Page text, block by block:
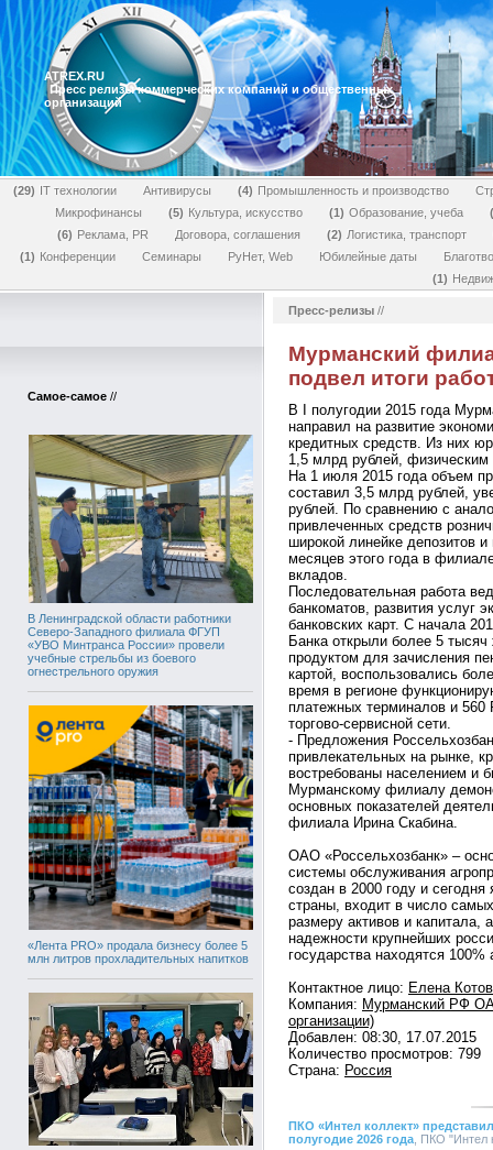
ATREX.RU
Пресс релизы коммерческих компаний и общественных
организаций
29 IT технологии Антивирусы 4 Промышленность и производство
Микрофинансы
5 Культура, искусство 1
Образование, учеба
6
Реклама, PR Договора, соглашения 2
Логистика, транспорт
1
Конференции Семинары РуНет, Web Юбилейные даты
1
Самое-самое //
В Ленинградской области работники
Северо-Западного филиала ФГУП
«УВО Минтранса России» провели
учебные стрельбы из боевого
огнестрельного оружия
«Лента PRO» продала бизнесу более 5
млн литров прохладительных напитков
Пресс-релизы //
Мурманский
подвел итоги
В I полугодии 2015 года
направил на развитие
кредитных средств. Из них
1,5 млрд рублей,
На 1 июля 2015 года объем
составил 3,5 млрд рублей,
рублей. По сравнению с
привлеченных средств
широкой линейке депозитов
месяцев этого года в
вкладов.
Последовательная работа
банкоматов, развития услуг
банковских карт. С начала
Банка открыли более 5
продуктом для зачисления
картой, воспользовались
время в регионе
платежных терминалов и 560
торгово-сервисной сети.
- Предложения
привлекательных на рынке,
востребованы населением и
Мурманскому филиалу
основных показателей
филиала Ирина Скабина.
ОАО «Россельхозбанк» –
системы обслуживания
создан в 2000 году и
страны, входит в число
размеру активов и капитала,
надежности крупнейших
государства находятся 100%
Контактное лицо: Елена
Компания: Мурманский РФ
организации)
Добавлен: 08:30, 17.07.2015
Количество просмотров: 799
Страна: Россия
ПКО «Интел коллект»
полугодие 2026 года , ПКО "Интел